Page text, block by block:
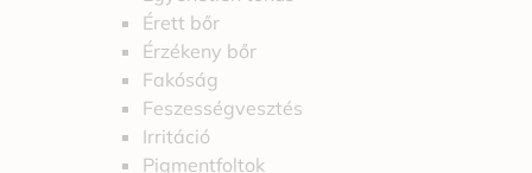
Érett bőr
Érzékeny bőr
Fakóság
Feszességvesztés
Irritáció
Pigmentfoltok